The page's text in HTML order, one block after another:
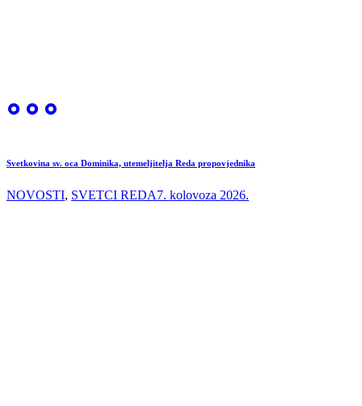
Svetkovina sv. oca Dominika, utemeljitelja Reda propovjednika
NOVOSTI, SVETCI REDA7. kolovoza 2026.